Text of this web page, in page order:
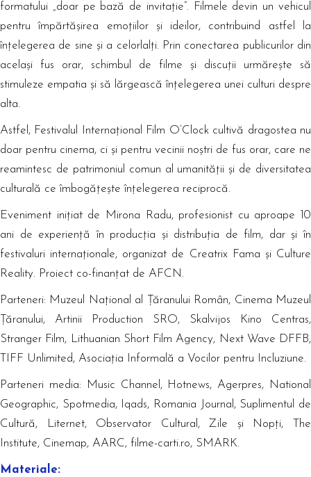
formatului „doar pe bază de invitație”. Filmele devin un vehicul
pentru împărtășirea emoțiilor și ideilor, contribuind astfel la
înțelegerea de sine și a celorlalți. Prin conectarea publicurilor din
același fus orar, schimbul de filme și discuții urmărește să
stimuleze empatia și să lărgească înțelegerea unei culturi despre
alta.
Astfel, Festivalul Internațional Film O’Clock cultivă dragostea nu
doar pentru cinema, ci și pentru vecinii noștri de fus orar, care ne
reamintesc de patrimoniul comun al umanității și de diversitatea
culturală ce îmbogățește înțelegerea reciprocă.
Eveniment inițiat de Mirona Radu, profesionist cu aproape 10
ani de experiență în producția și distribuția de film, dar și în
festivaluri internaționale, organizat de Creatrix Fama și Culture
Reality. Proiect co-finanțat de AFCN.
Parteneri: Muzeul Național al Țăranului Român, Cinema Muzeul
Țăranului, Artinii Production SRO, Skalvijos Kino Centras,
Stranger Film, Lithuanian Short Film Agency, Next Wave DFFB,
TIFF Unlimited, Asociația Informală a Vocilor pentru Incluziune.
Parteneri media: Music Channel, Hotnews, Agerpres, National
Geographic, Spotmedia, Iqads, Romania Journal, Suplimentul de
Cultură, Liternet, Observator Cultural, Zile și Nopți, The
Institute, Cinemap, AARC, filme-carti.ro, SMARK.
Materiale: